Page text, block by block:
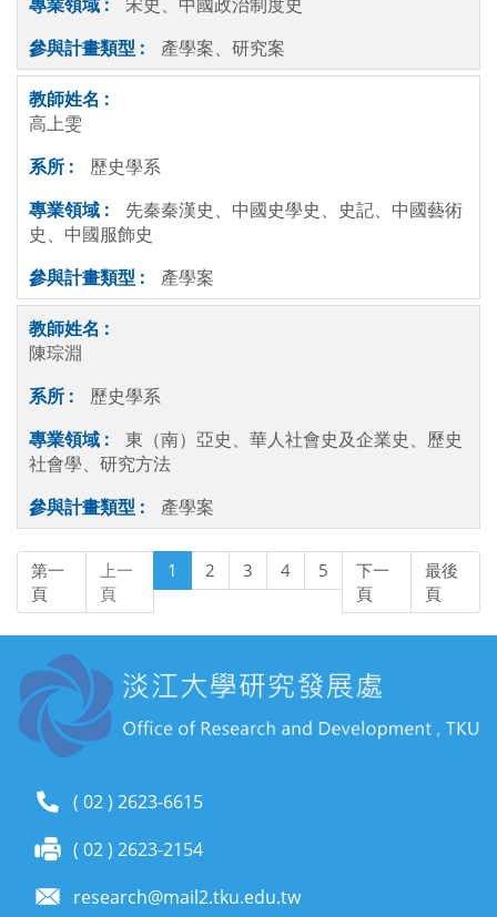
產學案、研究案
高上雯
歷史學系
先秦秦漢史、中國史學史、史記、中國藝術
史、中國服飾史
產學案
陳琮淵
歷史學系
東（南）亞史、華人社會史及企業史、歷史
社會學、研究方法
產學案
第一
頁
上一
頁
1 2 3 4 5
下一
頁
最後
頁
( 02 ) 2623-6615
( 02 ) 2623-2154
research@mail2.tku.edu.tw